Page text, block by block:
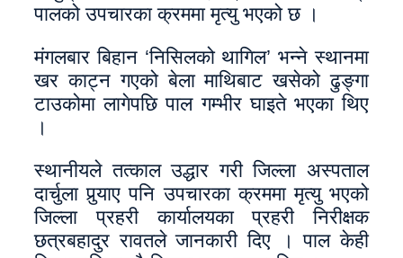
पालको उपचारका क्रममा मृत्यु भएको छ ।
मंगलबार बिहान ‘निसिलको थागिल’ भन्ने स्थानमा
खर काट्न गएको बेला माथिबाट खसेको ढुङ्गा
टाउकोमा लागेपछि पाल गम्भीर घाइते भएका थिए
।
स्थानीयले तत्काल उद्धार गरी जिल्ला अस्पताल
दार्चुला पुर्‍याए पनि उपचारका क्रममा मृत्यु भएको
जिल्ला प्रहरी कार्यालयका प्रहरी निरीक्षक
छत्रबहादुर रावतले जानकारी दिए । पाल केही